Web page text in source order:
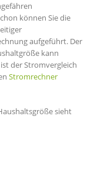
können Sie die
aufgeführt. Der
kann
der Stromvergleich
Stromrechner
sieht